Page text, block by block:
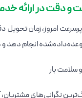
امروز، زمان
وعده‌داده‌شده انجام دهد
نگرانی‌های